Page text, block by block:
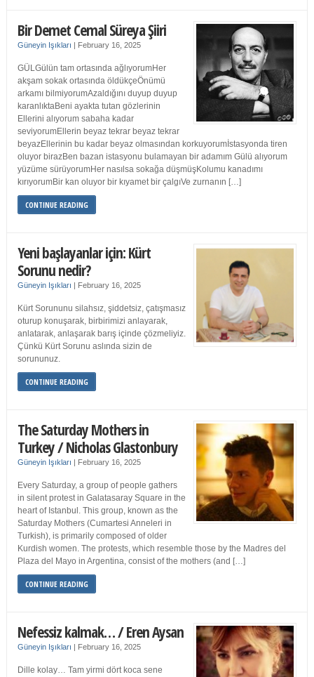
Bir Demet Cemal Süreya Şiiri
Güneyin Işıkları | February 16, 2025
GÜLGülün tam ortasında ağlıyorumHer
akşam sokak ortasında öldükçeÖnümü
arkamı bilmiyorumAzaldığını duyup duyup
karanlıktaBeni ayakta tutan gözlerinin
Ellerini alıyorum sabaha kadar
seviyorumEllerin beyaz tekrar beyaz tekrar
beyazEllerinin bu kadar beyaz olmasından korkuyorumİstasyonda tiren
oluyor birazBen bazan istasyonu bulamayan bir adamım Gülü alıyorum
yüzüme sürüyorumHer nasılsa sokağa düşmüşKolumu kanadımı
kırıyorumBir kan oluyor bir kıyamet bir çalgıVe zurnanın […]
CONTINUE READING
Yeni başlayanlar için: Kürt
Sorunu nedir?
Güneyin Işıkları | February 16, 2025
Kürt Sorununu silahsız, şiddetsiz, çatışmasız
oturup konuşarak, birbirimizi anlayarak,
anlatarak, anlaşarak barış içinde çözmeliyiz.
Çünkü Kürt Sorunu aslında sizin de
sorununuz.
CONTINUE READING
The Saturday Mothers in
Turkey / Nicholas Glastonbury
Güneyin Işıkları | February 16, 2025
Every Saturday, a group of people gathers
in silent protest in Galatasaray Square in the
heart of Istanbul. This group, known as the
Saturday Mothers (Cumartesi Anneleri in
Turkish), is primarily composed of older
Kurdish women. The protests, which resemble those by the Madres del
Plaza del Mayo in Argentina, consist of the mothers (and […]
CONTINUE READING
Nefessiz kalmak… / Eren Aysan
Güneyin Işıkları | February 16, 2025
Dille kolay… Tam yirmi dört koca sene